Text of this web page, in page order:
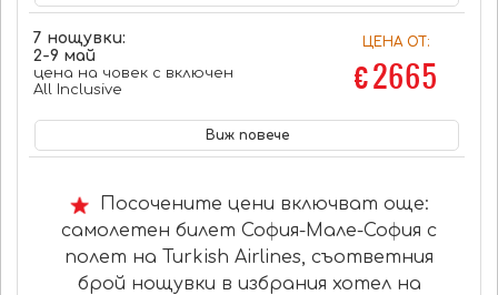
7 нощувки:
2-9 май
цена на човек с включен
All Inclusive
ЦЕНА ОТ:
€ 2665
Виж повече
Посочените цени включват още:
самолетен билет София-Мале-София с
полет на Turkish Airlines, съответния
брой нощувки в избрания хотел на